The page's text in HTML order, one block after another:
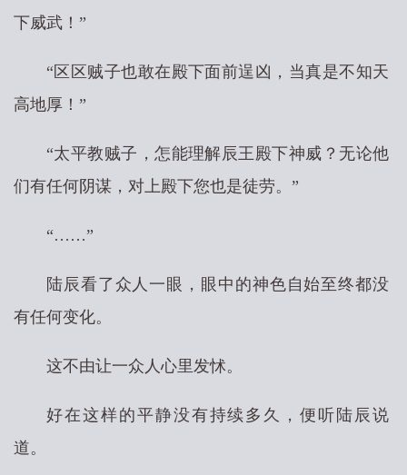
下威武！”
“区区贼子也敢在殿下面前逞凶，当真是不知天
高地厚！”
“太平教贼子，怎能理解辰王殿下神威？无论他
们有任何阴谋，对上殿下您也是徒劳。”
“……”
陆辰看了众人一眼，眼中的神色自始至终都没
有任何变化。
这不由让一众人心里发怵。
好在这样的平静没有持续多久，便听陆辰说
道。